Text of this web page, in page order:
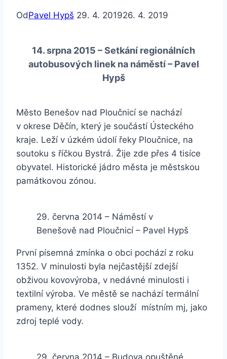
OdPavel Hypš 29. 4. 201926. 4. 2019
14. srpna 2015 – Setkání regionálních
autobusových linek na náměstí – Pavel
Hypš
Město Benešov nad Ploučnicí se nachází
v okrese Děčín, který je součástí Ústeckého
kraje. Leží v úzkém údolí řeky Ploučnice, na
soutoku s říčkou Bystrá. Žije zde přes 4 tisíce
obyvatel. Historické jádro města je městskou
památkovou zónou.
29. června 2014 – Náměstí v
Benešově nad Ploučnicí – Pavel Hypš
První písemná zmínka o obci pochází z roku
1352. V minulosti byla nejčastější zdejší
obživou kovovýroba, v nedávné minulosti i
textilní výroba. Ve městě se nachází termální
prameny, které dodnes slouží místním mj, jako
zdroj teplé vody.